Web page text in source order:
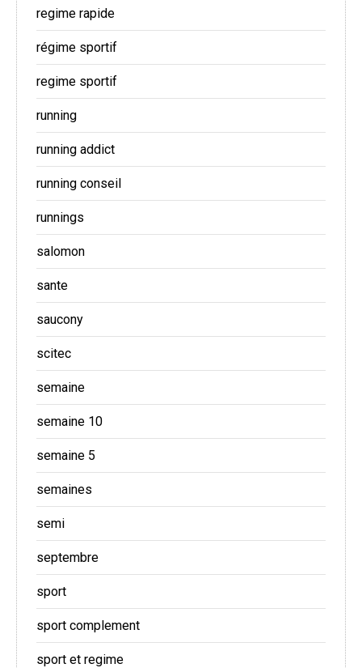
regime rapide
régime sportif
regime sportif
running
running addict
running conseil
runnings
salomon
sante
saucony
scitec
semaine
semaine 10
semaine 5
semaines
semi
septembre
sport
sport complement
sport et regime